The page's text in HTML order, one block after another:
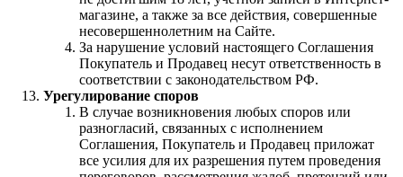
магазине, а также за все действия, совершенные
несовершеннолетним на Сайте.
За нарушение условий настоящего Соглашения
Покупатель и Продавец несут ответственность в
соответствии с законодательством РФ.
Урегулирование споров
В случае возникновения любых споров или
разногласий, связанных с исполнением
Соглашения, Покупатель и Продавец приложат
все усилия для их разрешения путем проведения